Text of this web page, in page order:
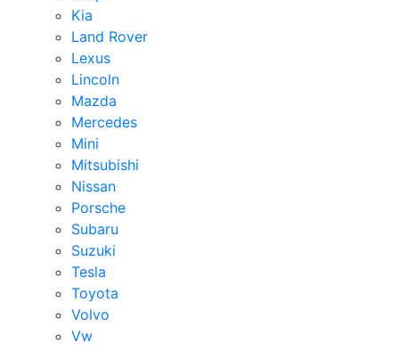
Kia
Land Rover
Lexus
Lincoln
Mazda
Mercedes
Mini
Mitsubishi
Nissan
Porsche
Subaru
Suzuki
Tesla
Toyota
Volvo
Vw